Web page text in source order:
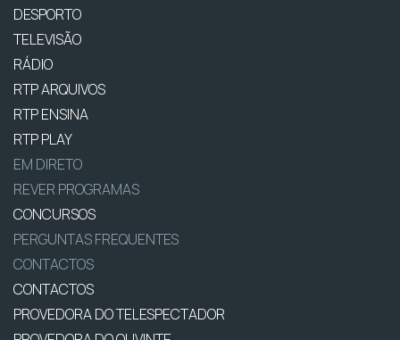
DESPORTO
TELEVISÃO
RÁDIO
RTP ARQUIVOS
RTP ENSINA
RTP PLAY
EM DIRETO
REVER PROGRAMAS
CONCURSOS
PERGUNTAS FREQUENTES
CONTACTOS
CONTACTOS
PROVEDORA DO TELESPECTADOR